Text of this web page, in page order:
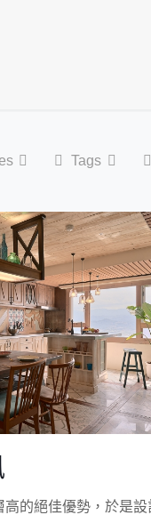
Tags
高的絕佳優勢，於是設